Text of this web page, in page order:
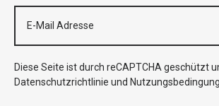
Diese Seite ist durch reCAPTCHA geschützt
Datenschutzrichtlinie und